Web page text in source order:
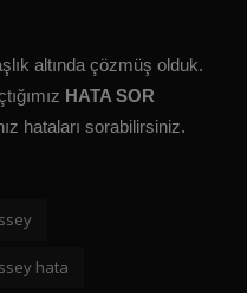
altında çözmüş olduk.
HATA SOR
hataları sorabilirsiniz.
hata